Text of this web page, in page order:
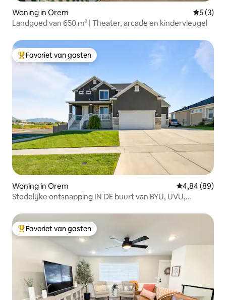
Woning in Orem
5 (3)
Landgoed van 650 m² | Theater, arcade en kindervleugel
Topfavoriet van gasten
Favoriet van gasten
Woning in Orem Gemiddelde
4,84 (89)
Stedelijke ontsnapping IN DE buurt van BYU, UVU,
Topfavoriet van gasten
Favoriet van gasten